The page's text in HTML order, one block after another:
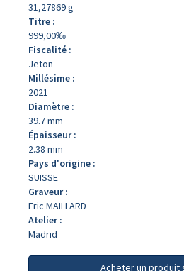
31,27869 g
Titre :
999,00‰
Fiscalité :
Jeton
Millésime :
2021
Diamètre :
39.7 mm
Épaisseur :
2.38 mm
Pays d'origine :
SUISSE
Graveur :
Eric MAILLARD
Atelier :
Madrid
Acheter un produit